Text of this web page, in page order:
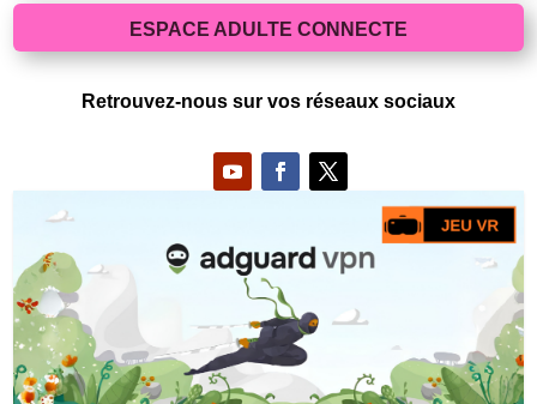
ESPACE ADULTE CONNECTE
Retrouvez-nous sur vos réseaux sociaux